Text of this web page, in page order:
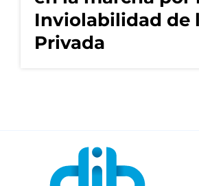
Inviolabilidad de
Privada